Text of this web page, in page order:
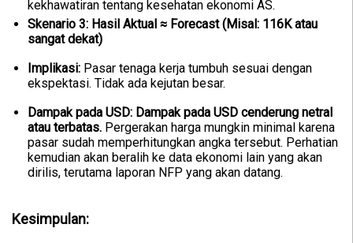
kekhawatiran tentang kesehatan ekonomi AS.
Skenario 3: Hasil Aktual ≈ Forecast (Misal: 116K atau
sangat dekat)
Implikasi: Pasar tenaga kerja tumbuh sesuai dengan
ekspektasi. Tidak ada kejutan besar.
Dampak pada USD: Dampak pada USD cenderung netral
atau terbatas. Pergerakan harga mungkin minimal karena
pasar sudah memperhitungkan angka tersebut. Perhatian
kemudian akan beralih ke data ekonomi lain yang akan
dirilis, terutama laporan NFP yang akan datang.
Kesimpulan: